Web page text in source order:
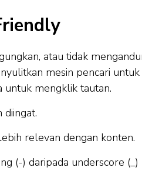
atau tidak
mesin pencari
untuk mengklik tautan.
diingat.
relevan dengan konten.
(-) daripada underscore